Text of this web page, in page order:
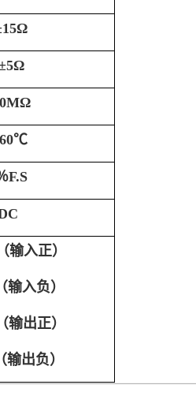
5Ω
5Ω
0℃
F.S
入正）
入负）
出正）
出负）